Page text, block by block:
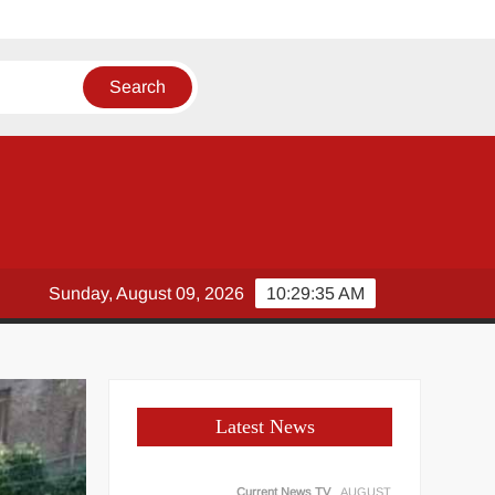
10:29:35 AM
Sunday, August 09, 2026
Latest News
Current News TV
AUGUST